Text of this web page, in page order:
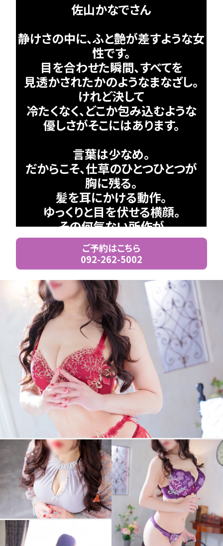
佐山かなでさん
静けさの中に、ふと艶が差すような女
性です。
目を合わせた瞬間、すべてを
見透かされたかのようなまなざし。
けれど決して
冷たくなく、どこか包み込むような
優しさがそこにはあります。
言葉は少なめ。
だからこそ、仕草のひとつひとつが
胸に残る。
髪を耳にかける動作。
ゆっくりと目を伏せる横顔。
その何気ない所作が
なぜこんなにも印象的なのでしょう
か。
やがて距離が近づく頃、空気が
少しずつ変わっていきます。
声のトーンが落ち着き
肌と肌の距離が曖昧になる
それは、まるで静かな湖面に
そっと石を落とすような、微かな揺ら
ぎ。
何も多くは語らず、
ただ“その時”が流れていく。
その中にある、まだ知らない
彼女の一面。
本当の魅力は、ふたりきりになってか
ら
静かに姿を現します。
佐山かなでさんとの時間は、
ご予約はこちら
092-262-5002